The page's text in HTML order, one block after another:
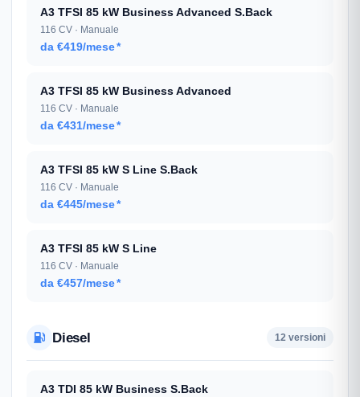
A3 TFSI 85 kW Business Advanced S.Back
116 CV · Manuale
da €419/mese*
A3 TFSI 85 kW Business Advanced
116 CV · Manuale
da €431/mese*
A3 TFSI 85 kW S Line S.Back
116 CV · Manuale
da €445/mese*
A3 TFSI 85 kW S Line
116 CV · Manuale
da €457/mese*
Diesel 12 versioni
A3 TDI 85 kW Business S.Back